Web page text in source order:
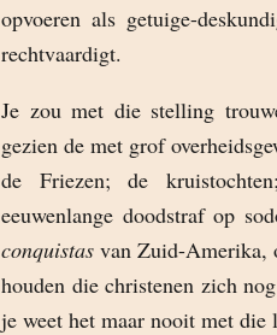
opvoeren als getuige-
rechtvaardigt.
Je zou met die stelling
gezien de met grof
de Friezen; de
eeuwenlange doodstraf op
conquistas van Zuid-Amerika,
houden die christenen zich
je weet het maar nooit met die